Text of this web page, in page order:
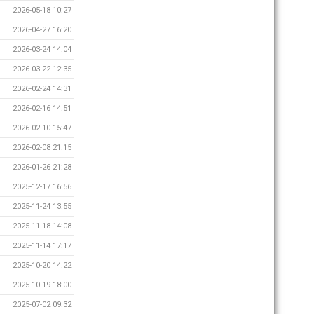
2026-05-18 10:27
2026-04-27 16:20
2026-03-24 14:04
2026-03-22 12:35
2026-02-24 14:31
2026-02-16 14:51
2026-02-10 15:47
2026-02-08 21:15
2026-01-26 21:28
2025-12-17 16:56
2025-11-24 13:55
2025-11-18 14:08
2025-11-14 17:17
2025-10-20 14:22
2025-10-19 18:00
2025-07-02 09:32